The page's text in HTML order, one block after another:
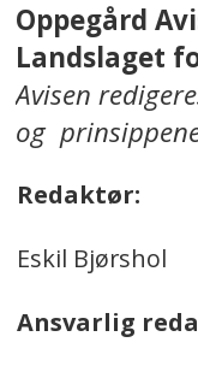
Oppegård
Landslaget
Avisen
og
Redaktør:
Eskil Bjørshol
Ansvarlig